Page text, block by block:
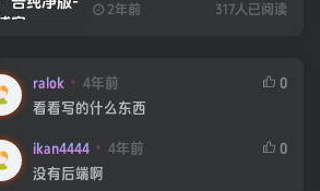
2年前 317人已阅读
ralok 4年前
0
看看写的什么东西
ikan4444 4年前
0
没有后端啊